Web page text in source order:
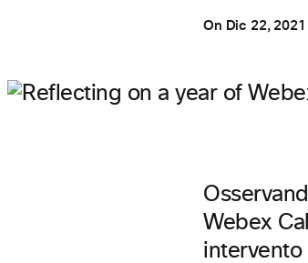
On Dic 22, 2021
Webex
intervento